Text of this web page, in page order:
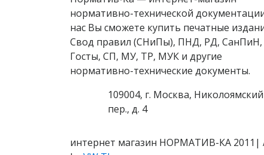
нормативно-технической
нас Вы сможете купить печатные
Свод правил (СНиПы), ПНД, РД, СанПиН,
Госты, СП, МУ, ТР, МУК и другие
нормативно-технические документы.
109004, г. Москва, Николоямский
пер., д. 4
интернет магазин НОРМАТИВ-КА 2011|